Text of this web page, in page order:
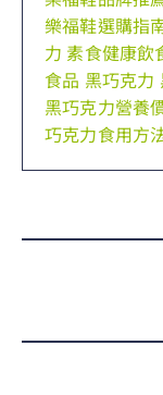
樂福鞋選購指
力 素食健康飲
食品 黑巧克力
黑巧克力營養
巧克力食用方